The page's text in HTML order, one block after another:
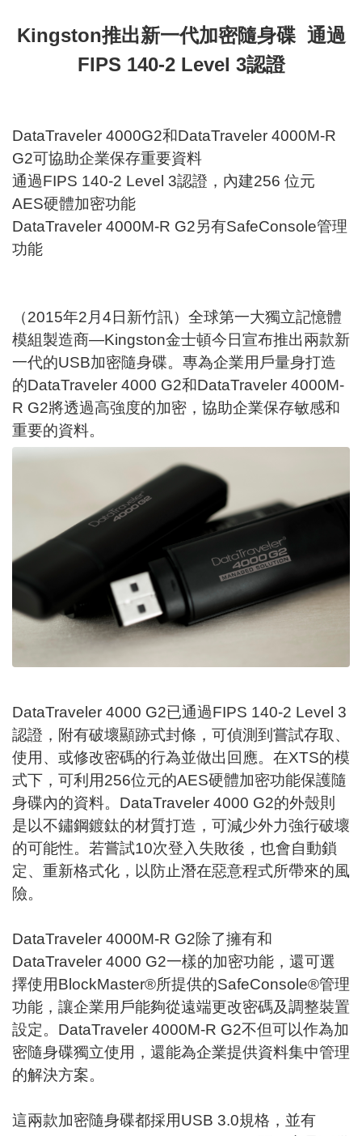
Kingston推出新一代加密隨身碟 通過
FIPS 140-2 Level 3認證
DataTraveler 4000G2和DataTraveler 4000M-R
G2可協助企業保存重要資料
通過FIPS 140-2 Level 3認證，內建256 位元
AES硬體加密功能
DataTraveler 4000M-R G2另有SafeConsole管理
功能
（2015年2月4日新竹訊）全球第一大獨立記憶體
模組製造商—Kingston金士頓今日宣布推出兩款新
一代的USB加密隨身碟。專為企業用戶量身打造
的DataTraveler 4000 G2和DataTraveler 4000M-
R G2將透過高強度的加密，協助企業保存敏感和
重要的資料。
DataTraveler 4000 G2已通過FIPS 140-2 Level 3
認證，附有破壞顯跡式封條，可偵測到嘗試存取、
使用、或修改密碼的行為並做出回應。在XTS的模
式下，可利用256位元的AES硬體加密功能保護隨
身碟內的資料。DataTraveler 4000 G2的外殼則
是以不鏽鋼鍍鈦的材質打造，可減少外力強行破壞
的可能性。若嘗試10次登入失敗後，也會自動鎖
定、重新格式化，以防止潛在惡意程式所帶來的風
險。
DataTraveler 4000M-R G2除了擁有和
DataTraveler 4000 G2一樣的加密功能，還可選
擇使用BlockMaster®所提供的SafeConsole®管理
功能，讓企業用戶能夠從遠端更改密碼及調整裝置
設定。DataTraveler 4000M-R G2不但可以作為加
密隨身碟獨立使用，還能為企業提供資料集中管理
的解決方案。
這兩款加密隨身碟都採用USB 3.0規格，並有